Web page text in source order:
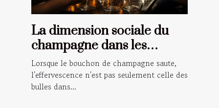
La dimension sociale du
champagne dans les
célébrations et les rituels
Lorsque le bouchon de champagne saute,
l'effervescence n'est pas seulement celle des
bulles dans...